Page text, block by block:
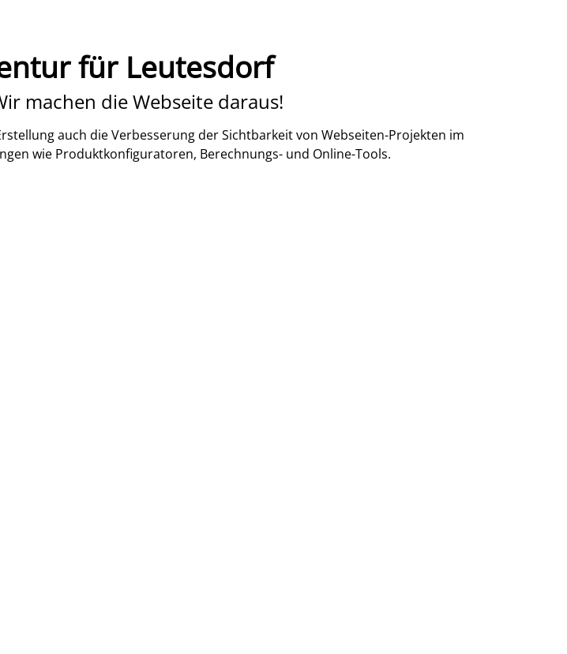
für Leutesdorf
machen die Webseite daraus!
auch die Verbesserung der Sichtbarkeit von Webseiten-Projekten im
wie Produktkonfiguratoren, Berechnungs- und Online-Tools.